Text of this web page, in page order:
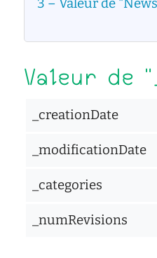
social
safesa
3
Valeur de
Valeur de
_creationDate
_modificationDate
_categories
_numRevisions